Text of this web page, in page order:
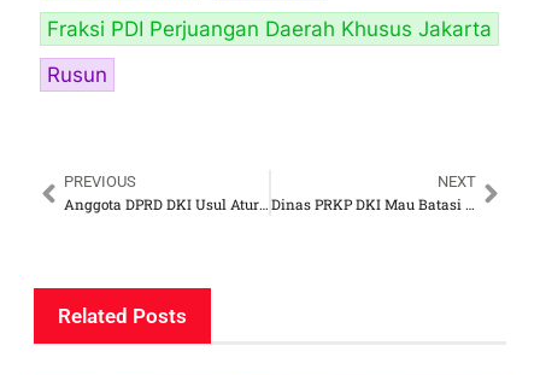
Fraksi PDI Perjuangan Daerah Khusus Jakarta
Rusun
PREVIOUS
Anggota DPRD DKI Usul Aturan Batasi Masa Tinggal di Rusunawa Pemprov
NEXT
Dinas PRKP DKI Mau Batasi Waktu Sewa Rusun, Ida Mahmudah: Kebijakan Ngawur, Bikin Gaduh
Related Posts